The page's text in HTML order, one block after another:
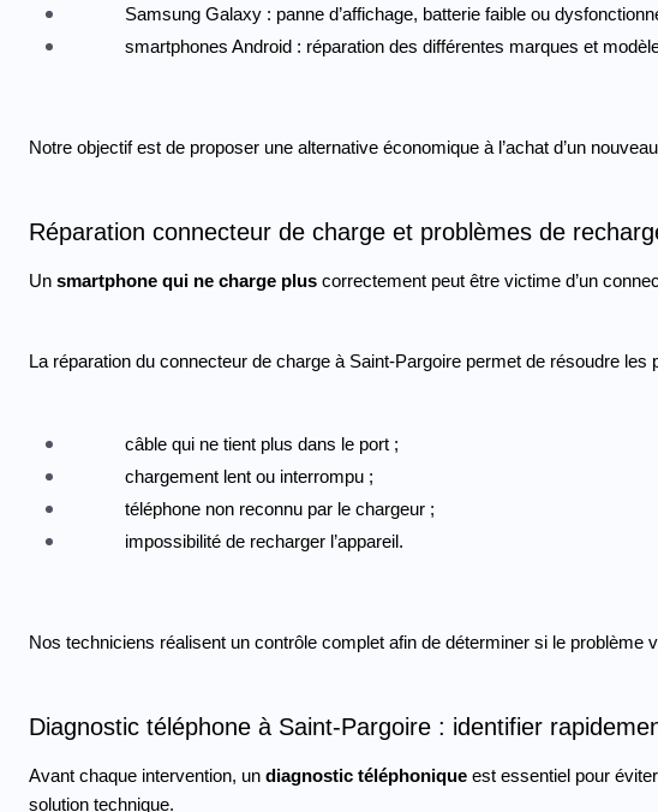
Samsung Galaxy : panne d’affichage, batterie faible ou
smartphones Android : réparation des différentes marques et
Notre objectif est de proposer une alternative économique à l’achat d’un
Réparation connecteur de charge et problèmes de
Un smartphone qui ne charge plus correctement peut être victime d’un
La réparation du connecteur de charge à Saint-Pargoire permet de résoudre les
câble qui ne tient plus dans le port ;
chargement lent ou interrompu ;
téléphone non reconnu par le chargeur ;
impossibilité de recharger l’appareil.
Nos techniciens réalisent un contrôle complet afin de déterminer si le problème
Diagnostic téléphone à Saint-Pargoire : identifier
Avant chaque intervention, un diagnostic téléphonique est essentiel pour
solution technique.